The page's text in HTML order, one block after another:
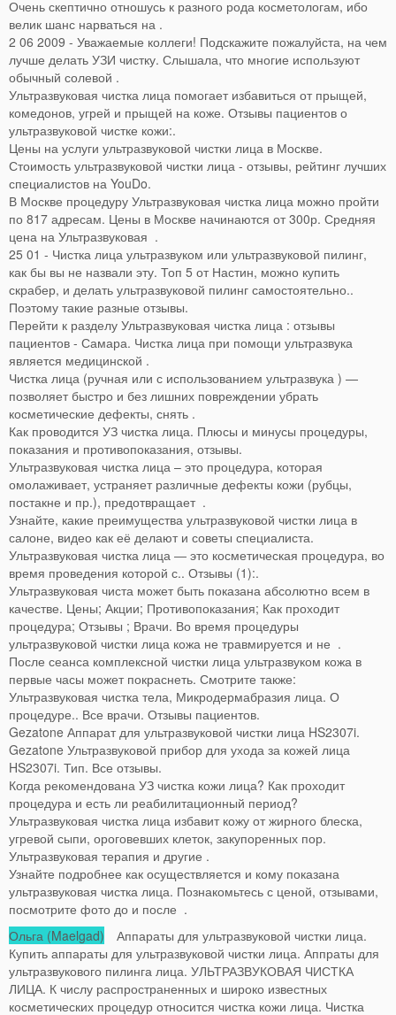
Очень скептично отношусь к разного рода косметологам, ибо
велик шанс нарваться на .
2 06 2009 - Уважаемые коллеги! Подскажите пожалуйста, на чем
лучше делать УЗИ чистку. Слышала, что многие используют
обычный солевой .
Ультразвуковая чистка лица помогает избавиться от прыщей,
комедонов, угрей и прыщей на коже. Отзывы пациентов о
ультразвуковой чистке кожи:.
Цены на услуги ультразвуковой чистки лица в Москве.
Стоимость ультразвуковой чистки лица - отзывы, рейтинг лучших
специалистов на YouDo.
В Москве процедуру Ультразвуковая чистка лица можно пройти
по 817 адресам. Цены в Москве начинаются от 300р. Средняя
цена на Ультразвуковая .
25 01 - Чистка лица ультразвуком или ультразвуковой пилинг,
как бы вы не назвали эту. Топ 5 от Настин, можно купить
скрабер, и делать ультразвуковой пилинг самостоятельно..
Поэтому такие разные отзывы.
Перейти к разделу Ультразвуковая чистка лица : отзывы
пациентов - Самара. Чистка лица при помощи ультразвука
является медицинской .
Чистка лица (ручная или с использованием ультразвука ) —
позволяет быстро и без лишних повреждении убрать
косметические дефекты, снять .
Как проводится УЗ чистка лица. Плюсы и минусы процедуры,
показания и противопоказания, отзывы.
Ультразвуковая чистка лица – это процедура, которая
омолаживает, устраняет различные дефекты кожи (рубцы,
постакне и пр.), предотвращает .
Узнайте, какие преимущества ультразвуковой чистки лица в
салоне, видео как её делают и советы специалиста.
Ультразвуковая чистка лица ― это косметическая процедура, во
время проведения которой с.. Отзывы (1):.
Ультразвуковая чиста может быть показана абсолютно всем в
качестве. Цены; Акции; Противопоказания; Как проходит
процедура; Отзывы ; Врачи. Во время процедуры
ультразвуковой чистки лица кожа не травмируется и не .
После сеанса комплексной чистки лица ультразвуком кожа в
первые часы может покраснеть. Смотрите также:
Ультразвуковая чистка тела, Микродермабразия лица. О
процедуре.. Все врачи. Отзывы пациентов.
Gezatone Аппарат для ультразвуковой чистки лица HS2307i.
Gezatone Ультразвуковой прибор для ухода за кожей лица
HS2307i. Тип. Все отзывы.
Когда рекомендована УЗ чистка кожи лица? Как проходит
процедура и есть ли реабилитационный период?
Ультразвуковая чистка лица избавит кожу от жирного блеска,
угревой сыпи, ороговевших клеток, закупоренных пор.
Ультразвуковая терапия и другие .
Узнайте подробнее как осуществляется и кому показана
ультразвуковая чистка лица. Познакомьтесь с ценой, отзывами,
посмотрите фото до и после .
Ольга (Maelgad) Аппараты для ультразвуковой чистки лица.
Купить аппараты для ультразвуковой чистки лица. Аппраты для
ультразвукового пилинга лица. УЛЬТРАЗВУКОВАЯ ЧИСТКА
ЛИЦА. К числу распространенных и широко известных
косметических процедур относится чистка кожи лица. Чистка